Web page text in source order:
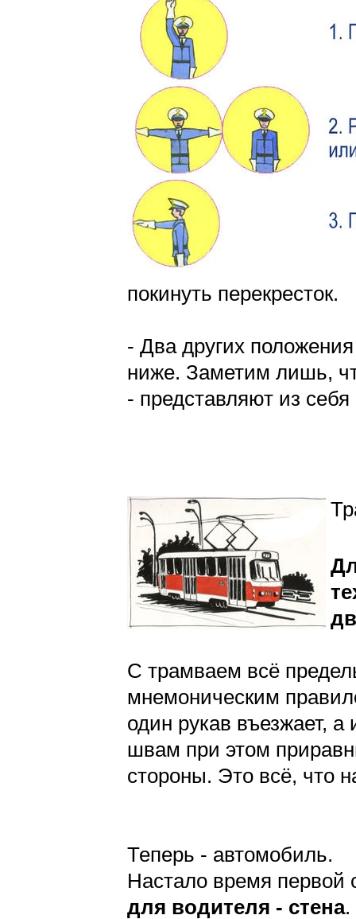
покинуть перекресток.
- Два других
ниже. Заметим лишь,
- представляют из
С трамваем всё
мнемоническим
один рукав въезжает,
швам при этом
стороны. Это всё, что
Теперь - автомобиль.
Настало время
для водителя - стена.